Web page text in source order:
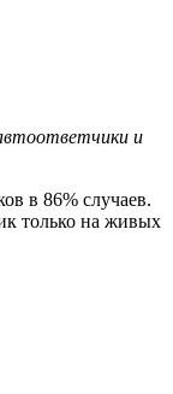
и
в 86% случаев.
только на живых